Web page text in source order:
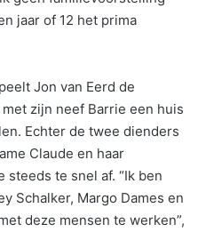
jaar of 12 het prima
Jon van Eerd de
zijn neef Barrie een huis
Echter de twee dienders
Claude en haar
te snel af. “Ik ben
Schalker, Margo Dames en
deze mensen te werken”,